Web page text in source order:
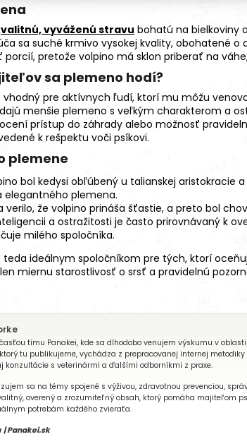
valitnú, vyváženú stravu bohatú na bielkoviny
sa suché krmivo vysokej kvality, obohatené o
pretože volpino má sklon priberať na
sa plemeno hodí?
vhodný pre aktívnych ľudí, ktorí mu môžu
menšie plemeno s veľkým charakterom a
prístup do záhrady alebo možnosť
k rešpektu voči psíkovi.
plemene
bol kedysi obľúbený u talianskej aristokracie
elegantného plemena.
verilo, že volpino prináša šťastie, a preto bol
a ostražitosti je často prirovnávaný k
milého spoločníka.
teda ideálnym spoločníkom pre tých, ktorí
miernu starostlivosť o srsť a pravidelnú
tímu Panakei, kde sa dlhodobo venujem výskumu v
tu publikujeme, vychádza z prepracovanej internej
konzultácie s veterinármi a ďalšími odborníkmi z praxe.
sa na témy spojené s výživou, zdravotnou prevenciou,
overený a zrozumiteľný obsah, ktorý pomáha majiteľom
potrebám každého zvieraťa.
| Panakei.sk